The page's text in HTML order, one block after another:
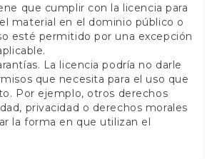
que cumplir con la licencia para
material en el dominio público o
esté permitido por una excepción
La licencia podría no darle
que necesita para el uso que
Por ejemplo, otros derechos
privacidad o derechos morales
la forma en que utilizan el